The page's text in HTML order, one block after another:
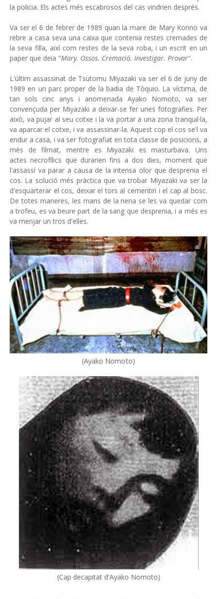
la policia. Els actes més escabrosos del cas vindrien després.
Va ser el 6 de febrer de 1989 quan la mare de Mary Konno va
rebre a casa seva una caixa que contenia restes cremades de
la seva filla, així com restes de la seva roba, i un escrit en un
paper que deia "Mary. Ossos. Cremació. Investigar. Provar".
L'últim assassinat de Tsutomu Miyazaki va ser el 6 de juny de
1989 en un parc proper de la badia de Tòquio. La víctima, de
tan sols cinc anys i anomenada Ayako Nomoto, va ser
convençuda per Miyazaki a deixar-se fer unes fotografies. Per
això, va pujar al seu cotxe i la va portar a una zona tranquil·la,
va aparcar el cotxe, i va assassinar-la. Aquest cop el cos se'l va
endur a casa, i va ser fotografiat en tota classe de posicions, a
més de filmat, mentre es Miyazaki es masturbava. Uns
actes necrofílics que durarien fins a dos dies, moment que
l'assassí va parar a causa de la intensa olor que desprenia el
cos. La solució més pràctica que va trobar Miyazaki va ser la
d'esquarterar el cos, deixar el tors al cementiri i el cap al bosc.
De totes maneres, les mans de la nena se les va quedar com
a trofeu, es va beure part de la sang que desprenia, i a més es
va menjar un tros d'elles.
(Ayako Nomoto)
(Cap decapitat d'Ayako Nomoto)